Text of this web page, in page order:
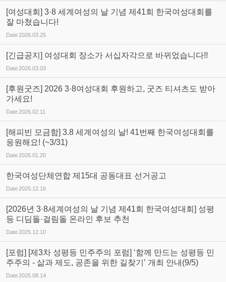
[여성대회] 3·8 세계여성의 날 기념 제41회 한국여성대회를
잘 마쳤습니다!
Date2026.03.25
[긴급공지] 여성대회 장소가 서십자각으로 바뀌었습니다!!
Date2026.03.03
[후원굿즈] 2026 3·8여성대회 후원하고, 굿즈 티셔츠도 받아
가세요!
Date2026.02.11
[해피빈 모금함] 3.8 세계여성의 날! 41번째 한국여성대회를
응원해요! (~3/31)
Date2026.01.20
한국여성단체연합 제15대 공동대표 선거공고
Date2025.12.16
[2026년 3·8세계여성의 날 기념 제41회 한국여성대회] 성평
등 디딤돌·걸림돌 온라인 후보 추천
Date2025.12.10
[포럼] [제3차 성평등 민주주의 포럼] ‘함께 만드는 성평등 민
주주의 - 삶과 제도, 공존을 위한 길찾기’ 개최 안내(9/5)
Date2025.08.14